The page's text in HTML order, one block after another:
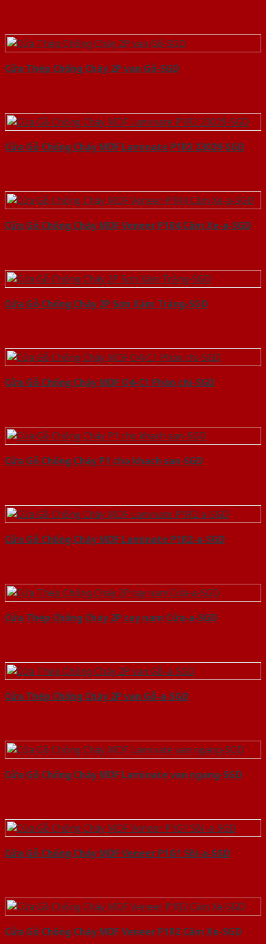
Cửa Thép Chống Cháy 2P van Gỗ-SGD
Cửa Gỗ Chống Cháy MDF Laminate P1R2 23029-SGD
Cửa Gỗ Chống Cháy MDF Veneer P1R4 Căm Xe-a-SGD
Cửa Gỗ Chống Cháy 2P Sơn Xám Trắng-SGD
Cửa Gỗ Chống Cháy MDF O4-C1 Phào chi-SGD
Cửa Gỗ Chống Cháy P1 cho khach san-SGD
Cửa Gỗ Chống Cháy MDF Laminate P1R2-a-SGD
Cửa Thép Chống Cháy 2P tay nam Cửa-a-SGD
Cửa Thép Chống Cháy 2P van Gỗ-a-SGD
Cửa Gỗ Chống Cháy MDF Laminate van ngang-SGD
Cửa Gỗ Chống Cháy MDF Veneer P1G1 Sồi-a-SGD
Cửa Gỗ Chống Cháy MDF Veneer P1R2 Căm Xe-SGD